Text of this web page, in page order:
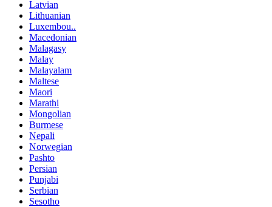
Latvian
Lithuanian
Luxembou..
Macedonian
Malagasy
Malay
Malayalam
Maltese
Maori
Marathi
Mongolian
Burmese
Nepali
Norwegian
Pashto
Persian
Punjabi
Serbian
Sesotho